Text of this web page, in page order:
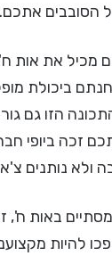
הסובבים
את אות ח'
ביכולת
הזו גם
זכה ביופי
ולא נותנים
באות ח',
להיות